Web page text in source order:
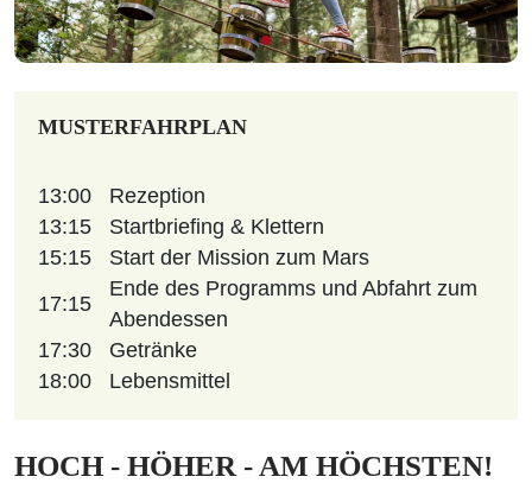
MUSTERFAHRPLAN
13:00
Rezeption
13:15
Startbriefing & Klettern
15:15
Start der Mission zum Mars
17:15
Ende des Programms und Abfahrt zum
Abendessen
17:30
Getränke
18:00
Lebensmittel
HOCH - HÖHER - AM HÖCHSTEN!